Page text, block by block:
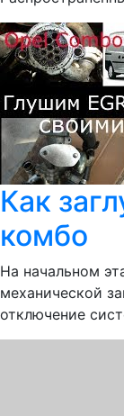
Как
комбо
На начальном
механической
отключение